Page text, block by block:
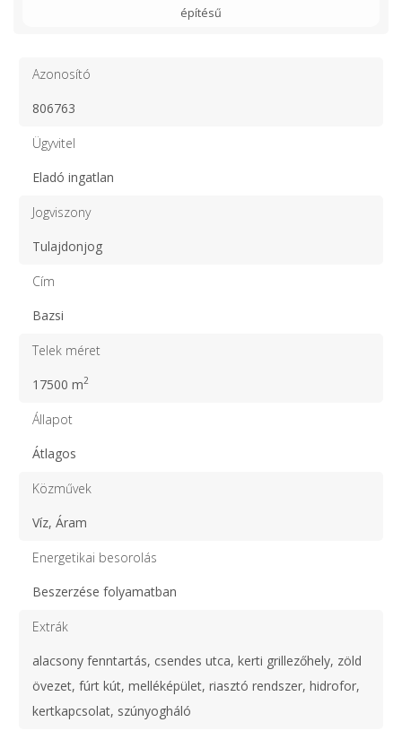
építésű
Azonosító
806763
Ügyvitel
Eladó ingatlan
Jogviszony
Tulajdonjog
Cím
Bazsi
Telek méret
17500 m2
Állapot
Átlagos
Közművek
Víz, Áram
Energetikai besorolás
Beszerzése folyamatban
Extrák
alacsony fenntartás, csendes utca, kerti grillezőhely, zöld
övezet, fúrt kút, melléképület, riasztó rendszer, hidrofor,
kertkapcsolat, szúnyogháló